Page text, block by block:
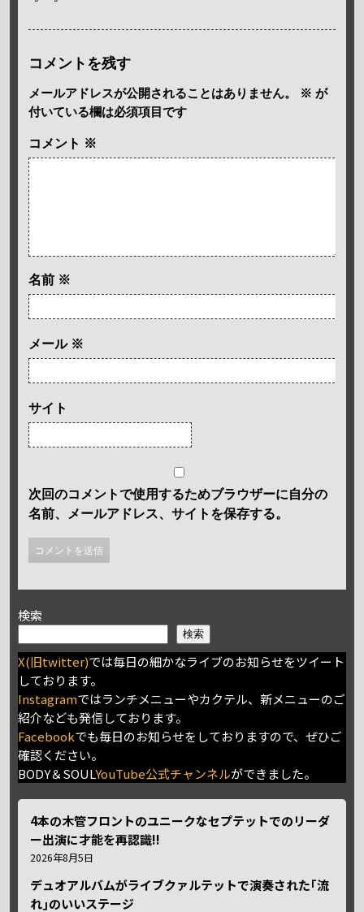
コメントを残す
メールアドレスが公開されることはありません。 ※ が
付いている欄は必須項目です
コメント ※
名前 ※
メール ※
サイト
次回のコメントで使用するためブラウザーに自分の
名前、メールアドレス、サイトを保存する。
検索
検索
X(旧twitter)では毎日の細かなライブのお知らせをツイート
しております。
Instagramではランチメニューやカクテル、新メニューのご
紹介なども発信しております。
Facebookでも毎日のお知らせをしておりますので、ぜひご
確認ください。
BODY＆SOULYouTube公式チャンネルができました。
4本の木管フロントのユニークなセプテットでのリーダ
ー出演に才能を再認識!!
2026年8月5日
デュオアルバムがライブクァルテットで演奏された｢流
れ｣のいいステージ